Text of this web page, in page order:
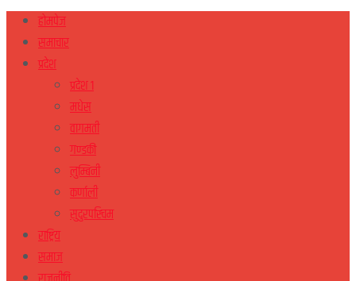
होमपेज
समाचार
प्रदेश
प्रदेश १
मधेस
वागमती
गण्डकी
लुम्बिनी
कर्णाली
सुदुरपस्चिम
राष्ट्रिय
समाज